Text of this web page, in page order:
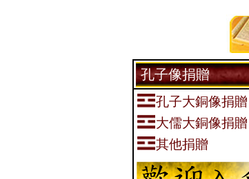
孔子像捐贈
孔子大銅像捐贈
大儒大銅像捐贈
其他捐贈